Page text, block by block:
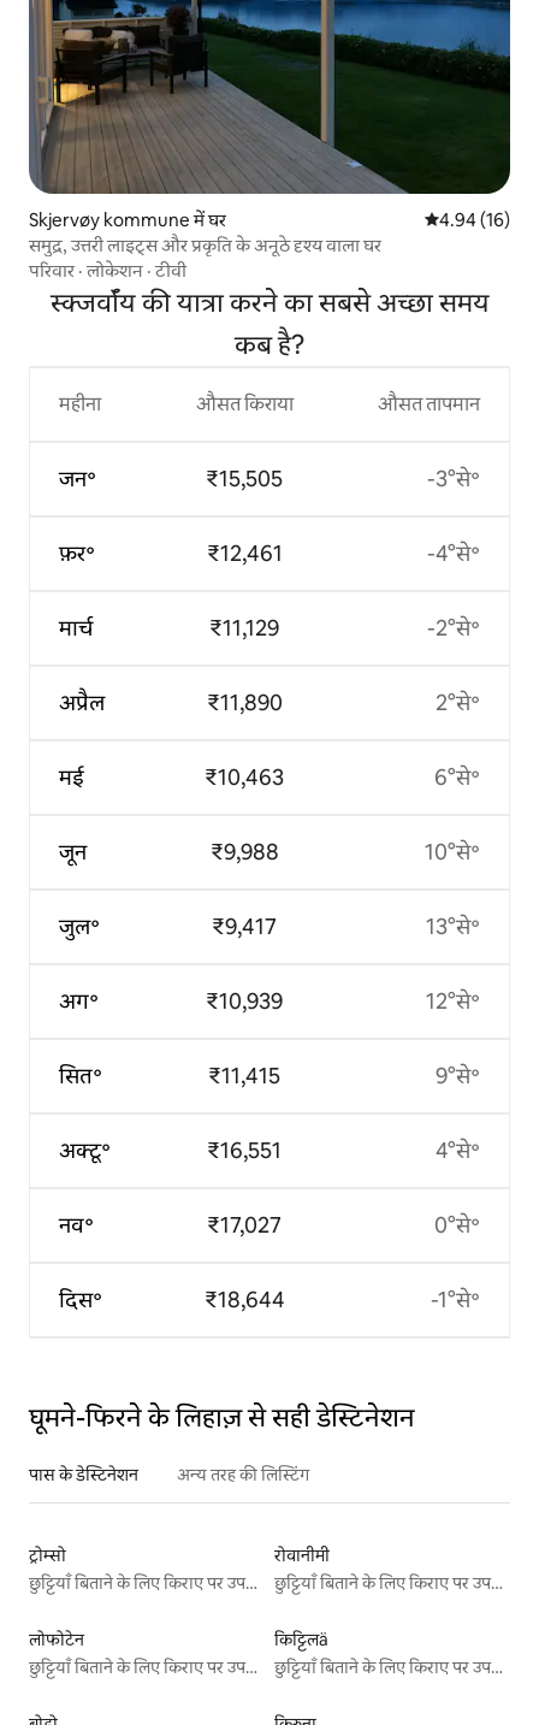
Skjervøy kommune में घर औसत रेटिंग 5 में
4.94 (16)
समुद्र, उत्तरी लाइट्स और प्रकृति के अनूठे दृश्य वाला घर
परिवार ·लोकेशन ·टीवी
स्क्जर्वॉय की यात्रा करने का सबसे अच्छा समय
कब है?
महीना
जन॰
फ़र॰
मार्च
अप्रैल
मई
जून
जुल॰
अग॰
सित॰
अक्टू॰
नव॰
दिस॰
औसत किराया
₹15,505
₹12,461
₹11,129
₹11,890
₹10,463
₹9,988
₹9,417
₹10,939
₹11,415
₹16,551
₹17,027
₹18,644
औसत तापमान
-3°से॰
-4°से॰
-2°से॰
2°से॰
6°से॰
10°से॰
13°से॰
12°से॰
9°से॰
4°से॰
0°से॰
-1°से॰
घूमने-फिरने के लिहाज़ से सही डेस्टिनेशन
पास के डेस्टिनेशन अन्य तरह की लिस्टिंग
ट्रोम्सो
छुट्टियाँ बिताने के लिए किराए पर उपलब्ध जगहें
रोवानीमी
छुट्टियाँ बिताने के लिए किराए पर उपलब्ध जगहें
लोफोटेन
छुट्टियाँ बिताने के लिए किराए पर उपलब्ध जगहें
किट्टिलä
छुट्टियाँ बिताने के लिए किराए पर उपलब्ध जगहें